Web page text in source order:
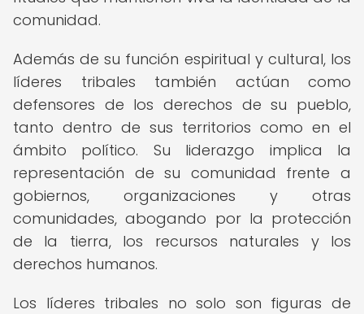
comunidad.
Además de su función espiritual y cultural, los
líderes tribales también actúan como
defensores de los derechos de su pueblo,
tanto dentro de sus territorios como en el
ámbito político. Su liderazgo implica la
representación de su comunidad frente a
gobiernos, organizaciones y otras
comunidades, abogando por la protección
de la tierra, los recursos naturales y los
derechos humanos.
Los líderes tribales no solo son figuras de